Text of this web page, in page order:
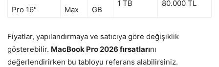
Pro 16″
Max
GB
1 TB 80.000 TL
Fiyatlar, yapılandırmaya ve satıcıya göre değişiklik
gösterebilir. MacBook Pro 2026 fırsatlarını
değerlendirirken bu tabloyu referans alabilirsiniz.